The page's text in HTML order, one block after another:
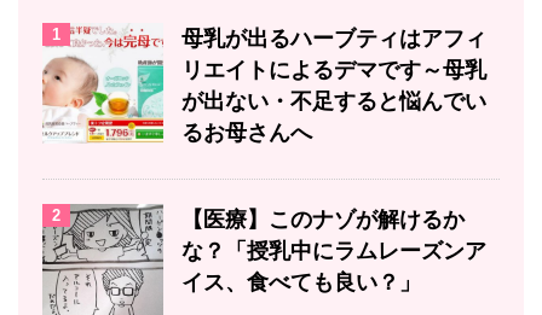
1
母乳が出るハーブティはアフィ
リエイトによるデマです～母乳
が出ない・不足すると悩んでい
るお母さんへ
2
【医療】このナゾが解けるか
な？「授乳中にラムレーズンア
イス、食べても良い？」